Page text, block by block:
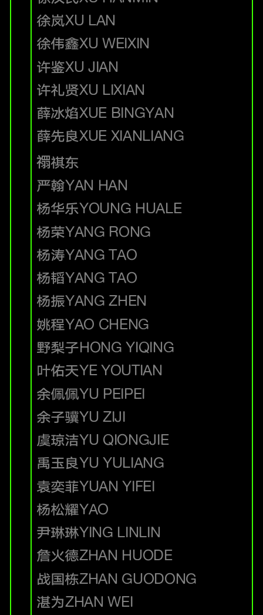
徐岚XU LAN
徐伟鑫XU WEIXIN
许鉴XU JIAN
许礼贤XU LIXIAN
薛冰焰XUE BINGYAN
薛先良XUE XIANLIANG
禤祺东
严翰YAN HAN
杨华乐YOUNG HUALE
杨荣YANG RONG
杨涛YANG TAO
杨韬YANG TAO
杨振YANG ZHEN
姚程YAO CHENG
野梨子HONG YIQING
叶佑天YE YOUTIAN
余佩佩YU PEIPEI
余子骥YU ZIJI
虞琼洁YU QIONGJIE
禹玉良YU YULIANG
袁奕菲YUAN YIFEI
杨松耀YAO
尹琳琳YING LINLIN
詹火德ZHAN HUODE
战国栋ZHAN GUODONG
湛为ZHAN WEI